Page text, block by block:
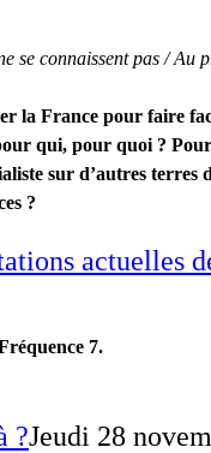
se connaissent pas /
France pour faire
qui, pour quoi ?
sur d’autres
?
actuelles
7.
?Jeudi 28